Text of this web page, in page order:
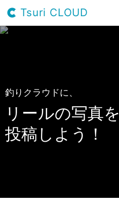
Tsuri CLOUD
釣りクラウドに、
リールの写真を
投稿しよう！